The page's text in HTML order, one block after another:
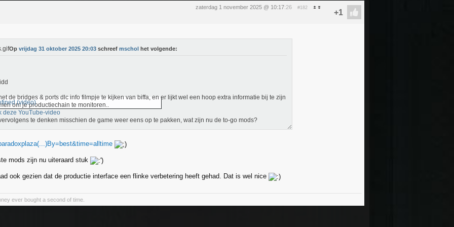
zaterdag 1 november 2025 @ 10:17:26 #182
Op vrijdag 31 oktober 2025 20:03 schreef mschol het volgende:
de bridges & ports dlc info filmpje te kijken van biffa, en er lijkt wel een hoop extra informatie bij te zijn
om je productiechain te monitoren..
(video)
deze YouTube-video
te denken misschien de game weer eens op te pakken, wat zijn nu de to-go mods?
mods zijn nu uiteraard stuk
ook gezien dat de productie interface een flinke verbetering heeft gehad. Dat is wel nice
ever bought a second of time.